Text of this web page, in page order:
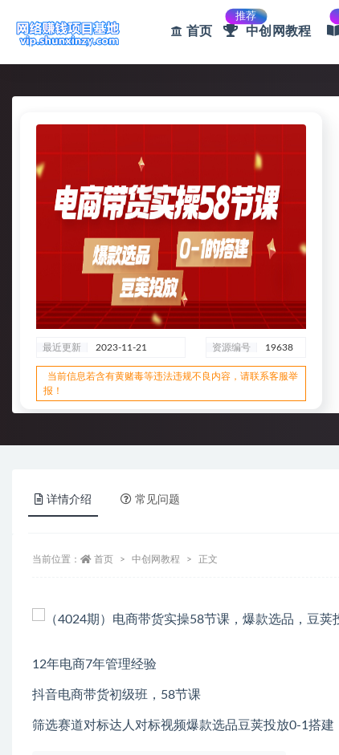
首页
推荐
中创网教程
最近更新 2023-11-21 资源编号 19638
当前信息若含有黄赌毒等违法违规不良内容，请联系客服举
报！
详情介绍 常见问题
当前位置： 首页 中创网教程 正文
12年电商7年管理经验
抖音电商带货初级班，58节课
筛选赛道对标达人对标视频爆款选品豆荚投放0-1搭建